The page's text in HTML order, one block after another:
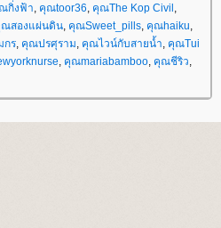
กิ่งฟ้า คุณtoor36 คุณThe Kop Civil
สองแผ่นดิน คุณSweet_pills คุณhaiku
กร คุณปรศุราม คุณไวน์กับสายน้ำ คุณTui
คุณmariabamboo คุณชีริว